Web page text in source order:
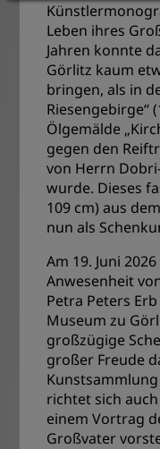
Leben ihres
Jahren konnte
Görlitz kaum
bringen, als in
Riesengebirge“
Ölgemälde
gegen den
von Herrn
wurde. Dieses
109 cm) aus
nun als
Am 19. Juni
Anwesenheit
Petra Peters
Museum zu
großzügige
großer Freude
richtet sich
einem Vortrag
Großvater